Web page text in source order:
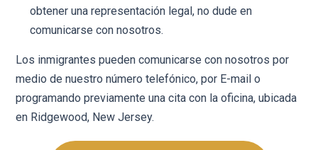
obtener una representación legal, no dude en
comunicarse con nosotros.
Los inmigrantes pueden comunicarse con nosotros por
medio de nuestro número telefónico, por E-mail o
programando previamente una cita con la oficina, ubicada
en Ridgewood, New Jersey.